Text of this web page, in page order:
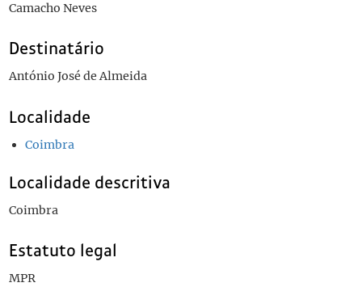
Camacho Neves
Destinatário
António José de Almeida
Localidade
Coimbra
Localidade descritiva
Coimbra
Estatuto legal
MPR